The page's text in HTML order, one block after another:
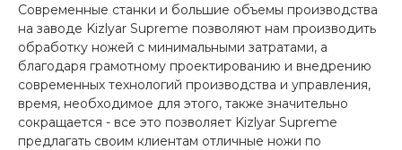
Современные станки и большие объемы производства
на заводе Kizlyar Supreme позволяют нам производить
обработку ножей с минимальными затратами, а
благодаря грамотному проектированию и внедрению
современных технологий производства и управления,
время, необходимое для этого, также значительно
сокращается - все это позволяет Kizlyar Supreme
предлагать своим клиентам отличные ножи по